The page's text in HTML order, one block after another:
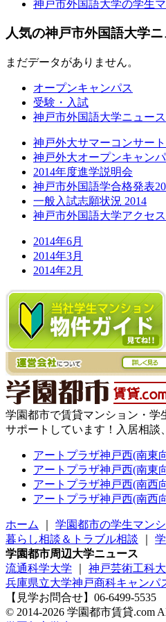
神戸市外国語大学の学生
人気の神戸市外国語大学
まだデータがありません。
オープンキャンパス
受験・入試
神戸市外国語大学ニュース
神戸外大サマーコンサー
神戸外大オープンキャン
2014年度進学説明会
神戸市外国語学合格発表
一般入試志願状況 2014
神戸市外国語大学アクセ
2014年6月
2014年3月
2014年2月
学園都市で賃貸マンション・学
サポートしています！入居相談
アートプラザ神戸西(南東
アートプラザ神戸西(南東
アートプラザ神戸西(南西
アートプラザ神戸西(南西
ホーム 学園都市の学生マン
暮らし相談＆トラブル相談
学園都市周辺大学ニュース
流通科学大学
神戸芸術工科
兵庫県立大学神戸商科キャンパ
【見学お問合せ】 06-6499-5535
© 2014-2026 学園都市賃貸.com